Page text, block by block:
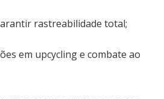
rastreabilidade total;
em upcycling e combate ao